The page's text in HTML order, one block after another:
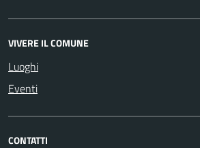
VIVERE IL COMUNE
Luoghi
Eventi
CONTATTI